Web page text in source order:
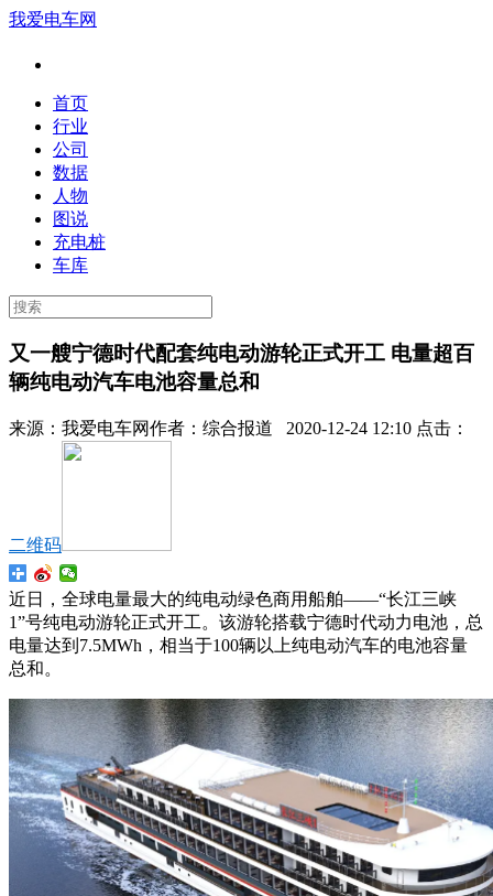
我爱电车网
首页
行业
公司
数据
人物
图说
充电桩
车库
又一艘宁德时代配套纯电动游轮正式开工 电量超百
辆纯电动汽车电池容量总和
来源： 我爱电车网作者： 综合报道 2020-12-24 12:10 点击：
二维码
近日，全球电量最大的纯电动绿色商用船舶——“长江三峡
1”号纯电动游轮正式开工。该游轮搭载宁德时代动力电池，总
电量达到7.5MWh，相当于100辆以上纯电动汽车的电池容量
总和。